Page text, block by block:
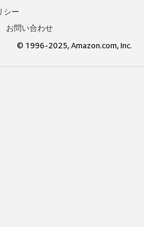
シー
お問い合わせ
© 1996-2025, Amazon.com, Inc.